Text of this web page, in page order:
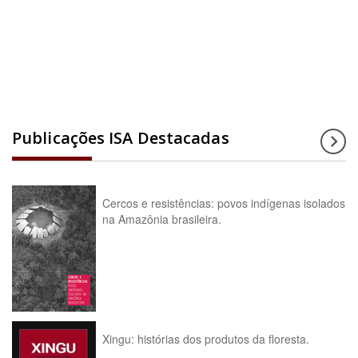
Publicações ISA Destacadas
Cercos e resistências: povos indígenas isolados
na Amazônia brasileira.
Xingu: histórias dos produtos da floresta.